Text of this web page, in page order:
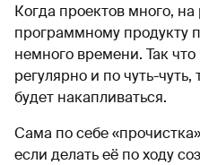
Когда проектов много,
программному продукту
немного времени. Так
регулярно и по чуть-
будет накапливаться.
Сама по себе
если делать её по ходу